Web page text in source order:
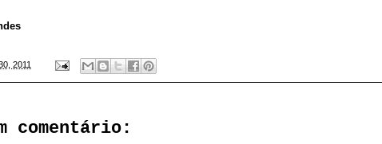
2011
comentário: